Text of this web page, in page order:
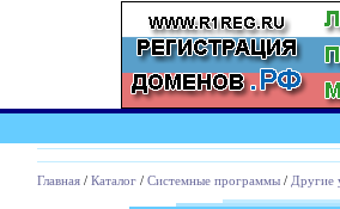
Главная / Каталог / Системные программы / Другие